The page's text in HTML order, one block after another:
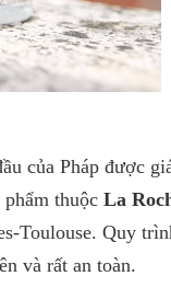
của Pháp được
thuộc La
Toulouse. Quy
và rất an toàn.